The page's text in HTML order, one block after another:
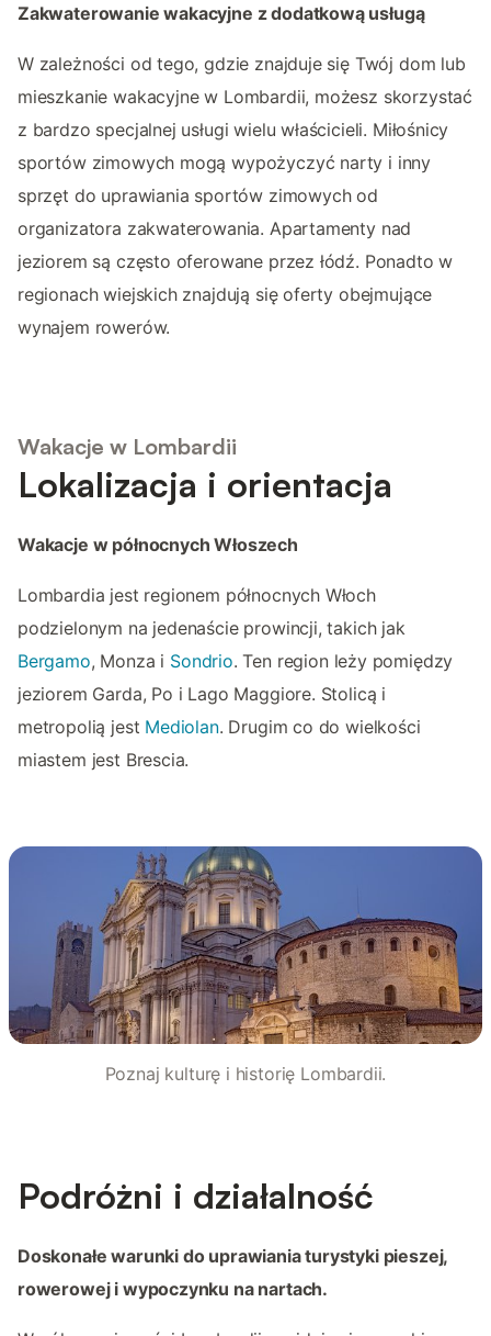
Zakwaterowanie wakacyjne z dodatkową usługą
W zależności od tego, gdzie znajduje się Twój dom lub
mieszkanie wakacyjne w Lombardii, możesz skorzystać
z bardzo specjalnej usługi wielu właścicieli. Miłośnicy
sportów zimowych mogą wypożyczyć narty i inny
sprzęt do uprawiania sportów zimowych od
organizatora zakwaterowania. Apartamenty nad
jeziorem są często oferowane przez łódź. Ponadto w
regionach wiejskich znajdują się oferty obejmujące
wynajem rowerów.
Wakacje w Lombardii
Lokalizacja i orientacja
Wakacje w północnych Włoszech
Lombardia jest regionem północnych Włoch
podzielonym na jedenaście prowincji, takich jak
Bergamo, Monza i Sondrio. Ten region leży pomiędzy
jeziorem Garda, Po i Lago Maggiore. Stolicą i
metropolią jest Mediolan. Drugim co do wielkości
miastem jest Brescia.
Poznaj kulturę i historię Lombardii.
Podróżni i działalność
Doskonałe warunki do uprawiania turystyki pieszej,
rowerowej i wypoczynku na nartach.